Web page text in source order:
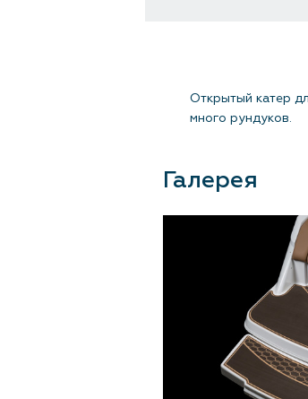
Открытый катер
много рундуков.
Галерея